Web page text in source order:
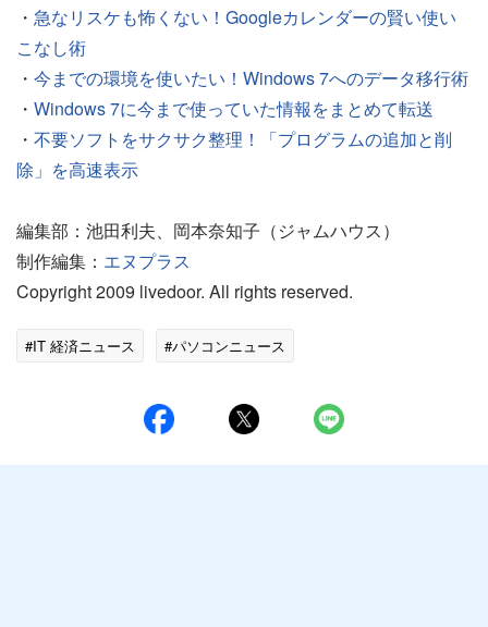
・ 急なリスケも怖くない！Googleカレンダーの賢い使い
こなし術
・ 今までの環境を使いたい！Windows 7へのデータ移行術
・ Windows 7に今まで使っていた情報をまとめて転送
・ 不要ソフトをサクサク整理！「プログラムの追加と削
除」を高速表示
編集部：池田利夫、岡本奈知子（ジャムハウス）
制作編集： エヌプラス
Copyright 2009 livedoor. All rights reserved.
#IT 経済ニュース #パソコンニュース